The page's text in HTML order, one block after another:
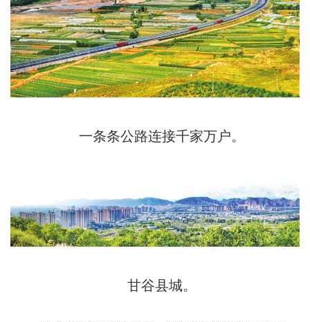
一条条公路连接千家万户。
甘谷县城。